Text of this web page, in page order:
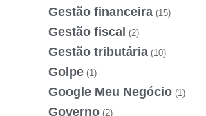
Gestão financeira (15)
Gestão fiscal (2)
Gestão tributária (10)
Golpe (1)
Google Meu Negócio (1)
Governo (2)